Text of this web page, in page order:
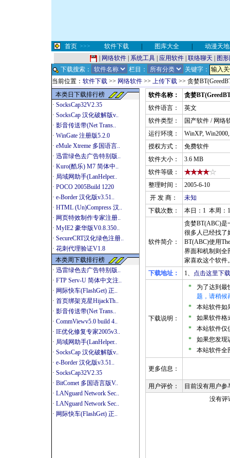
首页 >>> 软件下载 | 图库大全 |
动漫天地
网络软件 系统工具 应用软件 联络聊天
图
下载搜索：
栏目：
关键字：
当前位置： 软件下载 >> 网络软件 >> 上传下载 >> 贪婪
本类日下载排行榜
· SocksCap32V2.35
· SocksCap 汉化破解版v..
· 影音传送带(Net Trans..
· WinGate 注册版5.2.0
· eMule Xtreme 多国语言..
· 迅雷绿色去广告特别版..
· Kuro(酷乐) M7 简体中..
· 局域网助手(LanHelper..
· POCO 2005Build 1220
· e-Border 汉化版v3.51..
· HTML (Un)Compress 汉..
· 网页特效制作专家注册..
· MyIE2 豪华版V0.8.350..
· SecureCRT汉化绿色注册..
· 花刺代理验证V1.8
本类周下载排行榜
· 迅雷绿色去广告特别版..
· FTP Serv-U 简体中文注..
· 网际快车(FlashGet) 正..
· 首页绑架克星HijackTh..
· 影音传送带(Net Trans..
· CommViewv5.0 build 4..
· IE优化修复专家2005v3..
· 局域网助手(LanHelper..
· SocksCap 汉化破解版v..
· e-Border 汉化版v3.51..
· SocksCap32V2.35
· BitComet 多国语言版V..
· LANguard Network Sec..
· LANguard Network Sec..
· 网际快车(FlashGet) 正..
软件名称：
贪婪
软件语言：
英文
软件类型：
国产软件 / 网络
运行环境：
WinXP,
授权方式：
免费软件
软件大小：
3.6 MB
软件等级：
整理时间：
2005-6-10
开 发 商：
未知
下载次数：
本日：1 本周：
软件简介：
贪婪BT(ABC)是
很多人已经找了
BT(ABC)使用
界面和机制则全
家喜欢这个软件
下载地址：
1、 点击这里下
下载说明：
*
为了达到最
题，请稍候
*
本站软件如
*
如果软件格
*
本站软件仅
*
如果您发现
*
本站软件全
更多信息：
用户评价：
目前没有用户参
没有评